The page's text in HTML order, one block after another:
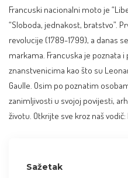
Francuski nacionalni moto je
“Sloboda, jednakost, bratstvo”.
revolucije (1789-1799), a danas
markama. Francuska je poznata
znanstvenicima kao što su
Gaulle. Osim po poznatim
zanimljivosti u svojoj povijesti,
životu. Otkrijte sve kroz naš
Sažetak